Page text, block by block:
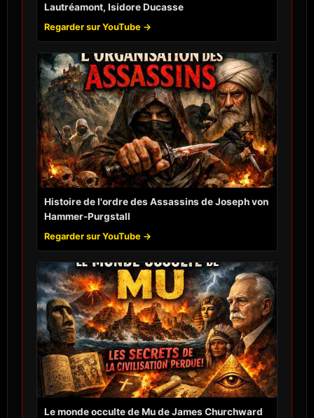
Lautréamont, Isidore Ducasse
Regarder sur YouTube →
Histoire de l'ordre des Assassins de Joseph von
Hammer-Purgstall
Regarder sur YouTube →
Le monde occulte de Mu de James Churchward